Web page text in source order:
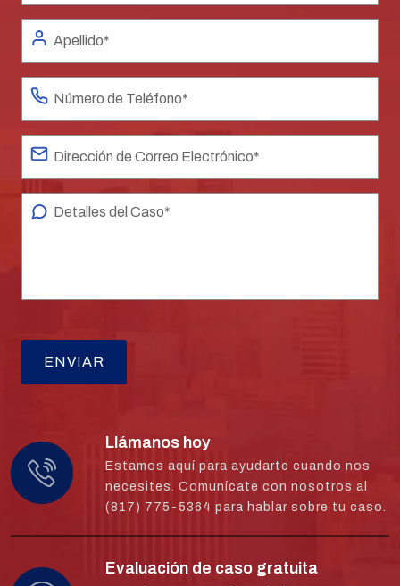
Llámanos hoy
Estamos aquí para ayudarte cuando nos
necesites. Comunícate con nosotros al
(817) 775-5364 para hablar sobre tu caso.
Evaluación de caso gratuita